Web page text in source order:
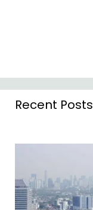
Recent Posts